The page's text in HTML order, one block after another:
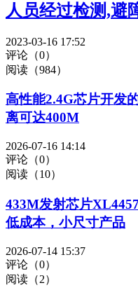
人员经过检测,避
2023-03-16 17:52
评论（0）
阅读（984）
高性能2.4G芯片开发
离可达400M
2026-07-16 14:14
评论（0）
阅读（10）
433M发射芯片
低成本，小尺寸产品
2026-07-14 15:37
评论（0）
阅读（2）